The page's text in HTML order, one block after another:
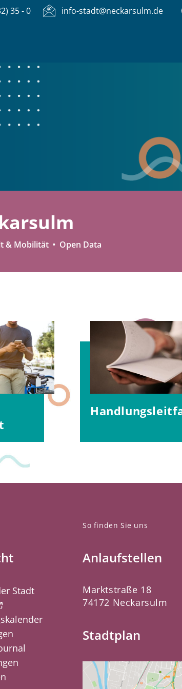
35 - 0 info-stadt@neckarsulm.de
& Mobilität Open Data
Stadt
So finden Sie uns
Anlaufstellen
Marktstraße 18
74172 Neckarsulm
Stadtplan